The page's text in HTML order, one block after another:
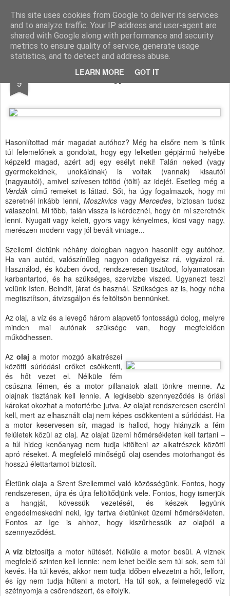
This site uses cookies from Google to deliver its services
and to analyze traffic. Your IP address and user-agent are
shared with Google along with performance and security
metrics to ensure quality of service, generate usage
statistics, and to detect and address abuse.
LEARN MORE GOT IT
Paksi Pünkösdi Gyülekezet A Magyar Pünkösdi Egyház paksi gyülekezetének hivatalos honlapja.
Pages
9 Nagyszerviz
Hasonlítottad már magadat autóhoz? Még ha elsőre nem is tűnik
túl felemelőnek a gondolat, hogy egy lelketlen gépjármű helyébe
képzeld magad, azért adj egy esélyt neki! Talán neked (vagy
gyermekeidnek, unokáidnak) is voltak (vannak) kisautói
(nagyautói), amivel szívesen töltöd (tölti) az idejét. Esetleg még a
Verdák című remeket is láttad. Sőt, ha úgy fogalmazok, hogy mi
szeretnél inkább lenni,Moszkvics vagyMercedes, biztosan tudsz
válaszolni. Mi több, talán vissza is kérdeznél, hogy én mi szeretnék
lenni. Nyugati vagy keleti, gyors vagy kényelmes, kicsi vagy nagy,
merészen modern vagy jól bevált vintage...
Szellemi életünk néhány dologban nagyon hasonlít egy autóhoz.
Ha van autód, valószínűleg nagyon odafigyelsz rá, vigyázol rá.
Használod, és közben óvod, rendszeresen tisztítod, folyamatosan
karbantartod, és ha szükséges, szervizbe viszed. Ugyanezt teszi
velünk Isten. Beindít, járat és használ. Szükséges az is, hogy néha
megtisztítson, átvizsgáljon és feltöltsön bennünket.
Az olaj, a víz és a levegő három alapvető fontosságú dolog, melyre
minden mai autónak szüksége van, hogy megfelelően
működhessen.
Azolaja motor mozgó alkatrészei
közötti súrlódási erőket csökkenti,
és hőt vezet el. Nélküle fém
csúszna fémen, és a motor pillanatok alatt tönkre menne. Az
olajnak tisztának kell lennie. A legkisebb szennyeződés is óriási
károkat okozhat a motortérbe jutva. Az olajat rendszeresen cserélni
kell, mert az elhasznált olaj nem képes csökkenteni a súrlódást. Ha
a motor keservesen sír, magad is hallod, hogy hiányzik a fém
felületek közül az olaj. Az olajat üzemi hőmérsékleten kell tartani –
a túl hideg kenőanyag nem tudja kitölteni az alkatrészek közötti
apró réseket. A megfelelő minőségű olaj csendes motorhangot és
hosszú élettartamot biztosít.
Életünk olaja a Szent Szellemmel való közösségünk. Fontos, hogy
rendszeresen, újra és újra feltöltődjünk vele. Fontos, hogy ismerjük
a hangját, kövessük vezetését, és készek legyünk
engedelmeskedni neki, így tartva életünket üzemi hőmérsékleten.
Fontos az Ige is ahhoz, hogy kiszűrhessük az olajból a
szennyeződést.
Avízbiztosítja a motor hűtését. Nélküle a motor besül. A víznek
megfelelő szinten kell lennie: nem lehet belőle sem túl sok, sem túl
kevés. Ha túl kevés, akkor nem tudja időben elvezetni a hőt, felforr,
és így nem tudja hűteni a motort. Ha túl sok, a felmelegedő víz
szétnyomja a csőrendszert, és elfolyik.